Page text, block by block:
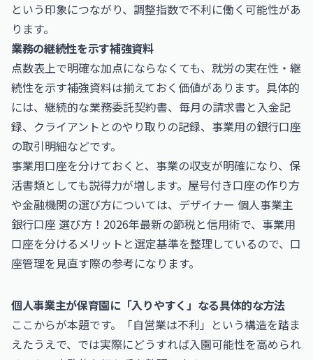
という印象につながり、調整指数で不利に働く可能性があ
ります。
業務の継続性を示す補強資料
点数表上で明確な加点にならなくても、就労の実在性・継
続性を示す補強資料は揃えておく価値があります。具体的
には、継続的な業務委託契約書、毎月の請求書と入金記
録、クライアントとのやり取りの記録、事業用の銀行口座
の取引明細などです。
事業用口座を分けておくと、事業の収支が明確になり、保
活書類としても説得力が増します。屋号付き口座の作り方
や金融機関の選び方については、 デザイナー 個人事業主
銀行口座 選び方！2026年最新の節税と信用術で、事業用
口座を分けるメリットと選定基準を整理しているので、口
座管理を見直す際の参考になります。
個人事業主が保育園に「入りやすく」なる具体的な方法
ここからが本題です。「自営業は不利」という構造を踏ま
えたうえで、では実際にどうすれば入園可能性を高められ